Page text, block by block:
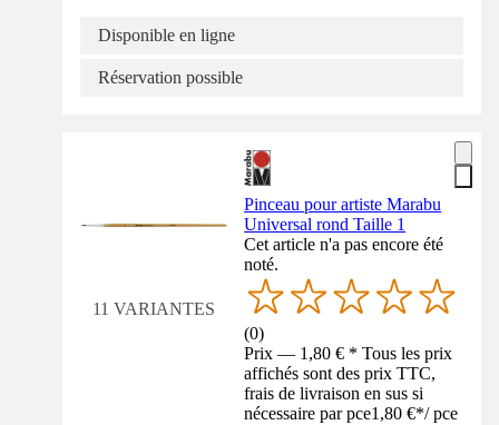
Disponible en ligne
Réservation possible
11 VARIANTES
Pinceau pour artiste Marabu
Universal rond Taille 1
Cet article n'a pas encore été
noté.
(0)
Prix — 1,80 € * Tous les prix
affichés sont des prix TTC,
frais de livraison en sus si
nécessaire par pce1,80 €*/ pce